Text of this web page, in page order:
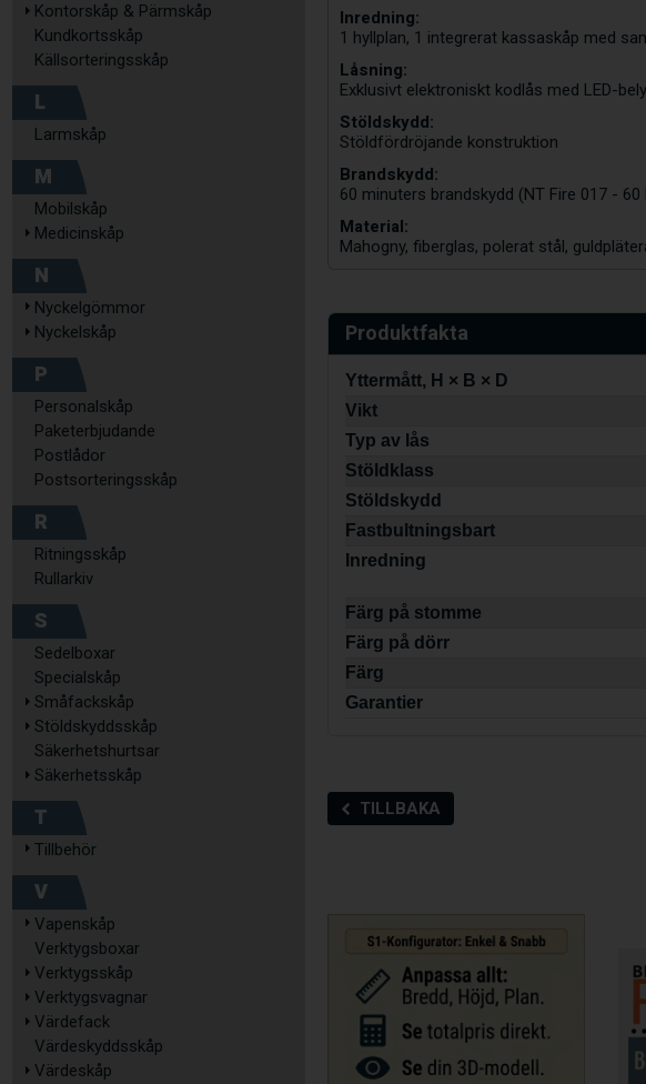
Kontorskåp & Pärmskåp
Kundkortsskåp
Källsorteringsskåp
L
Larmskåp
M
Mobilskåp
Medicinskåp
N
Nyckelgömmor
Nyckelskåp
P
Personalskåp
Paketerbjudande
Postlådor
Postsorteringsskåp
R
Ritningsskåp
Rullarkiv
S
Sedelboxar
Specialskåp
Småfackskåp
Stöldskyddsskåp
Säkerhetshurtsar
Säkerhetsskåp
T
Tillbehör
V
Vapenskåp
Verktygsboxar
Verktygsskåp
Verktygsvagnar
Värdefack
Värdeskyddsskåp
Värdeskåp
Inredning:
1 hyllplan, 1 integrerat kassaskåp med
Låsning:
Exklusivt elektroniskt kodlås med LED-
Stöldskydd:
Stöldfördröjande konstruktion
Brandskydd:
60 minuters brandskydd (NT Fire 017 - 60
Material:
Mahogny, fiberglas, polerat stål,
Produktfakta
Yttermått, H × B × D
Vikt
Typ av lås
Stöldklass
Stöldskydd
Fastbultningsbart
Inredning
Färg på stomme
Färg på dörr
Färg
Garantier
TILLBAKA